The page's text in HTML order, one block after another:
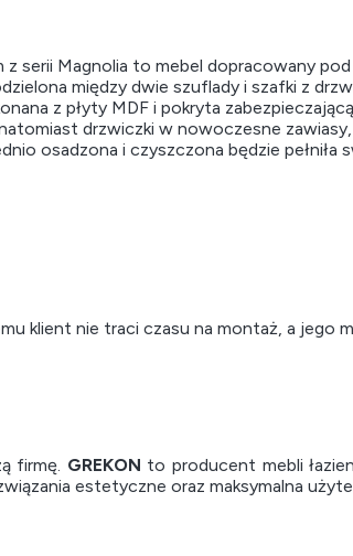
serii Magnolia to mebel dopracowany
między dwie szuflady i szafki z
z płyty MDF i pokryta
drzwiczki w nowoczesne
osadzona i czyszczona będzie pełniła
klient nie traci czasu na montaż, a jego
firmę. GREKON to producent mebli
estetyczne oraz maksymalna